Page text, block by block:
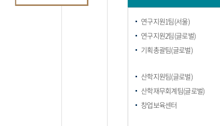
연구지원1팀(서울)
연구지원2팀(글로벌)
기획총괄팀(글로벌)
산학지원팀(글로벌)
산학재무회계팀(글로벌)
창업보육센터